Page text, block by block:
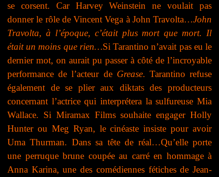
se corsent. Car Harvey Weinstein ne voulait pas
donner le rôle de Vincent Vega à John Travolta…John
Travolta, à l’époque, c’était plus mort que mort. Il
était un moins que rien…Si Tarantino n’avait pas eu le
dernier mot, on aurait pu passer à côté de l’incroyable
performance de l’acteur de Grease. Tarantino refuse
également de se plier aux diktats des producteurs
concernant l’actrice qui interprétera la sulfureuse Mia
Wallace. Si Miramax Films souhaite engager Holly
Hunter ou Meg Ryan, le cinéaste insiste pour avoir
Uma Thurman. Dans sa tête de réal…Qu’elle porte
une perruque brune coupée au carré en hommage à
Anna Karina, une des comédiennes fétiches de Jean-